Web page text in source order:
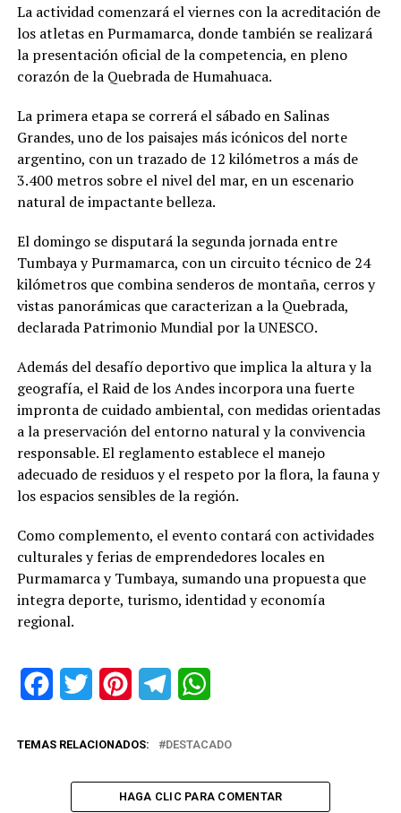
La actividad comenzará el viernes con la acreditación de
los atletas en Purmamarca, donde también se realizará
la presentación oficial de la competencia, en pleno
corazón de la Quebrada de Humahuaca.
La primera etapa se correrá el sábado en Salinas
Grandes, uno de los paisajes más icónicos del norte
argentino, con un trazado de 12 kilómetros a más de
3.400 metros sobre el nivel del mar, en un escenario
natural de impactante belleza.
El domingo se disputará la segunda jornada entre
Tumbaya y Purmamarca, con un circuito técnico de 24
kilómetros que combina senderos de montaña, cerros y
vistas panorámicas que caracterizan a la Quebrada,
declarada Patrimonio Mundial por la UNESCO.
Además del desafío deportivo que implica la altura y la
geografía, el Raid de los Andes incorpora una fuerte
impronta de cuidado ambiental, con medidas orientadas
a la preservación del entorno natural y la convivencia
responsable. El reglamento establece el manejo
adecuado de residuos y el respeto por la flora, la fauna y
los espacios sensibles de la región.
Como complemento, el evento contará con actividades
culturales y ferias de emprendedores locales en
Purmamarca y Tumbaya, sumando una propuesta que
integra deporte, turismo, identidad y economía
regional.
FacebookTwitter PinterestTelegram
TEMAS RELACIONADOS: DESTACADO
HAGA CLIC PARA COMENTAR